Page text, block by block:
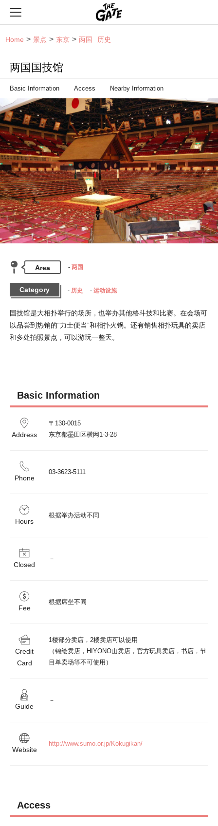
Home 景点 东京 两国 历史
两国国技馆
Basic Information Access Nearby Information
Area 两国
Category 历史 运动设施
国技馆是大相扑举行的场所，也举办其他格斗技和比赛。在会场可
以品尝到热销的“力士便当”和相扑火锅。还有销售相扑玩具的卖店
和多处拍照景点，可以游玩一整天。
Basic Information
Address
〒130-0015
东京都墨田区横网1-3-28
Phone
03-3623-5111
Hours
根据举办活动不同
Closed
－
Fee
根据席坐不同
Credit
Card
1楼部分卖店，2楼卖店可以使用
（锦绘卖店，HIYONO山卖店，官方玩具卖店，书店，节
目单卖场等不可使用）
Guide
－
Website
http://www.sumo.or.jp/Kokugikan/
Access